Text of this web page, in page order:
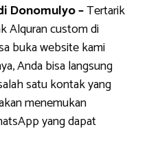
Donomulyo –Tertarik
Alquran custom di
buka website kami
Anda bisa langsung
satu kontak yang
menemukan
yang dapat